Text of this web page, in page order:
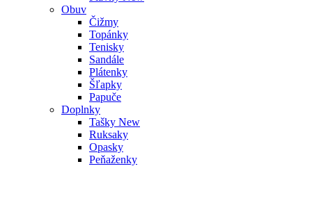
Obuv
Čižmy
Topánky
Tenisky
Sandále
Plátenky
Šľapky
Papuče
Doplnky
Tašky New
Ruksaky
Opasky
Peňaženky